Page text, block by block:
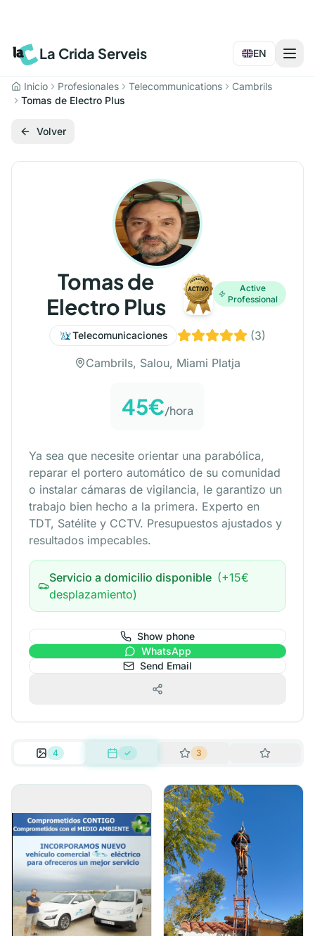
La Crida Serveis EN
Inicio Profesionales Telecommunications
Cambrils
Tomas de Electro Plus
Volver
Tomas de
Electro Plus
Active
Professional
Telecomunicaciones (3)
Cambrils, Salou, Miami Platja
45€/hora
Ya sea que necesite orientar una parabólica,
reparar el portero automático de su comunidad
o instalar cámaras de vigilancia, le garantizo un
trabajo bien hecho a la primera. Experto en
TDT, Satélite y CCTV. Presupuestos ajustados y
resultados impecables.
Servicio a domicilio disponible (+15€
desplazamiento)
Show phone
WhatsApp
Send Email
4 ✓ 3